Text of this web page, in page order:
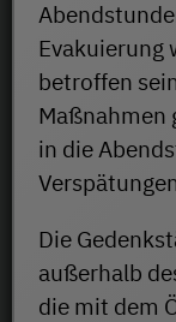
Evakuierung
betroffen
Maßnahmen
in die
Die
außerhalb
die mit dem